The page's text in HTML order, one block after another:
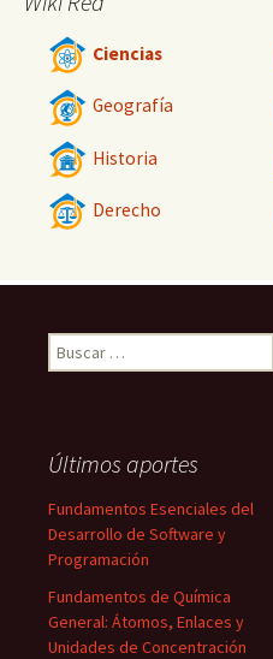
Ciencias
Geografía
Historia
Derecho
Buscar:
Últimos aportes
Fundamentos Esenciales del
Desarrollo de Software y
Programación
Fundamentos de Química
General: Átomos, Enlaces y
Unidades de Concentración